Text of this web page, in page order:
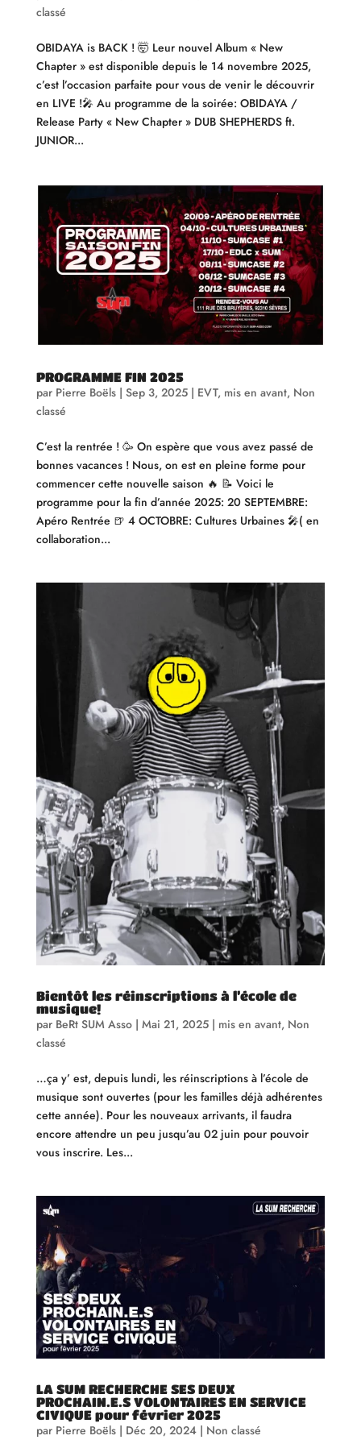
classé
OBIDAYA is BACK ! 🤯 Leur nouvel Album « New
Chapter » est disponible depuis le 14 novembre 2025,
c’est l’occasion parfaite pour vous de venir le découvrir
en LIVE !🎤 Au programme de la soirée: OBIDAYA /
Release Party « New Chapter » DUB SHEPHERDS ft.
JUNIOR...
PROGRAMME FIN 2025
par Pierre Boëls| Sep 3, 2025| EVT, mis en avant, Non
classé
C’est la rentrée ! 🥳 On espère que vous avez passé de
bonnes vacances ! Nous, on est en pleine forme pour
commencer cette nouvelle saison 🔥 📝 Voici le
programme pour la fin d’année 2025: 20 SEPTEMBRE:
Apéro Rentrée 🍺 4 OCTOBRE: Cultures Urbaines 🎤( en
collaboration...
Bientôt les réinscriptions à l’école de
musique!
par BeRt SUM Asso| Mai 21, 2025| mis en avant, Non
classé
…ça y’ est, depuis lundi, les réinscriptions à l’école de
musique sont ouvertes (pour les familles déjà adhérentes
cette année). Pour les nouveaux arrivants, il faudra
encore attendre un peu jusqu’au 02 juin pour pouvoir
vous inscrire. Les...
LA SUM RECHERCHE SES DEUX
PROCHAIN.E.S VOLONTAIRES EN SERVICE
CIVIQUE pour février 2025
par Pierre Boëls| Déc 20, 2024| Non classé